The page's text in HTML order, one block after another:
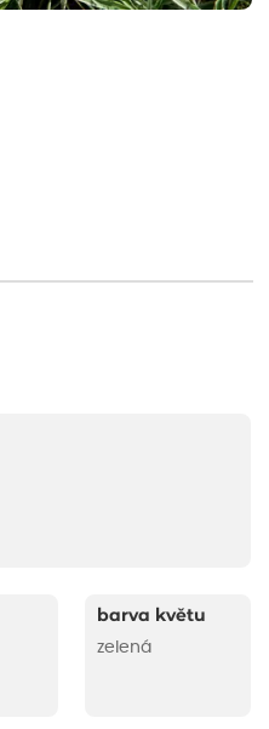
barva květu
zelená